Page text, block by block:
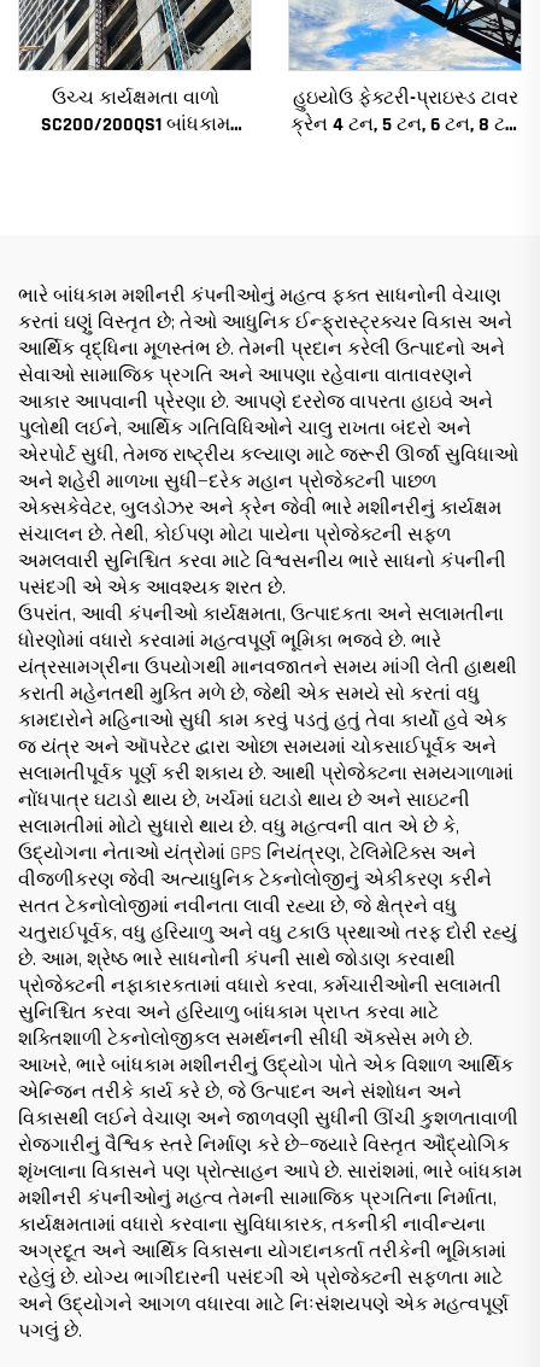
ઉચ્ચ કાર્યક્ષમતા વાળો
SC200/200QS1 બાંધકામ
હુઇયોઉ ફેક્ટરી-પ્રાઇસ્ડ ટાવર
ક્રેન 4 ટન, 5 ટન, 6 ટન, 8 ટન
ભારે બાંધકામ મશીનરી કંપનીઓનું મહત્વ ફક્ત સાધનોની વેચાણ
કરતાં ઘણું વિસ્તૃત છે; તેઓ આધુનિક ઈન્ફ્રાસ્ટ્રક્ચર વિકાસ અને
આર્થિક વૃદ્ધિના મૂળસ્તંભ છે. તેમની પ્રદાન કરેલી ઉત્પાદનો અને
સેવાઓ સામાજિક પ્રગતિ અને આપણા રહેવાના વાતાવરણને
આકાર આપવાની પ્રેરણા છે. આપણે દરરોજ વાપરતા હાઇવે અને
પુલોથી લઈને, આર્થિક ગતિવિધિઓને ચાલુ રાખતા બંદરો અને
એરપોર્ટ સુધી, તેમજ રાષ્ટ્રીય કલ્યાણ માટે જરૂરી ઊર્જા સુવિધાઓ
અને શહેરી માળખા સુધી—દરેક મહાન પ્રોજેક્ટની પાછળ
એક્સકેવેટર, બુલડોઝર અને ક્રેન જેવી ભારે મશીનરીનું કાર્યક્ષમ
સંચાલન છે. તેથી, કોઈપણ મોટા પાયેના પ્રોજેક્ટની સફળ
અમલવારી સુનિશ્ચિત કરવા માટે વિશ્વસનીય ભારે સાધનો કંપનીની
પસંદગી એ એક આવશ્યક શરત છે.
ઉપરાંત, આવી કંપનીઓ કાર્યક્ષમતા, ઉત્પાદકતા અને સલામતીના
ધોરણોમાં વધારો કરવામાં મહત્વપૂર્ણ ભૂમિકા ભજવે છે. ભારે
યંત્રસામગ્રીના ઉપયોગથી માનવજાતને સમય માંગી લેતી હાથથી
કરાતી મહેનતથી મુક્તિ મળે છે, જેથી એક સમયે સો કરતાં વધુ
કામદારોને મહિનાઓ સુધી કામ કરવું પડતું હતું તેવા કાર્યો હવે એક
જ યંત્ર અને ઑપરેટર દ્વારા ઓછા સમયમાં ચોકસાઈપૂર્વક અને
સલામતીપૂર્વક પૂર્ણ કરી શકાય છે. આથી પ્રોજેક્ટના સમયગાળામાં
નોંધપાત્ર ઘટાડો થાય છે, ખર્ચમાં ઘટાડો થાય છે અને સાઇટની
સલામતીમાં મોટો સુધારો થાય છે. વધુ મહત્વની વાત એ છે કે,
ઉદ્યોગના નેતાઓ યંત્રોમાં GPS નિયંત્રણ, ટેલિમેટિક્સ અને
વીજળીકરણ જેવી અત્યાધુનિક ટેકનોલોજીનું એકીકરણ કરીને
સતત ટેકનોલોજીમાં નવીનતા લાવી રહ્યા છે, જે ક્ષેત્રને વધુ
ચતુરાઈપૂર્વક, વધુ હરિયાળુ અને વધુ ટકાઉ પ્રથાઓ તરફ દોરી રહ્યું
છે. આમ, શ્રેષ્ઠ ભારે સાધનોની કંપની સાથે જોડાણ કરવાથી
પ્રોજેક્ટની નફાકારકતામાં વધારો કરવા, કર્મચારીઓની સલામતી
સુનિશ્ચિત કરવા અને હરિયાળુ બાંધકામ પ્રાપ્ત કરવા માટે
શક્તિશાળી ટેકનોલોજીકલ સમર્થનની સીધી ઍક્સેસ મળે છે.
આખરે, ભારે બાંધકામ મશીનરીનું ઉદ્યોગ પોતે એક વિશાળ આર્થિક
એન્જિન તરીકે કાર્ય કરે છે, જે ઉત્પાદન અને સંશોધન અને
વિકાસથી લઈને વેચાણ અને જાળવણી સુધીની ઊંચી કુશળતાવાળી
રોજગારીનું વૈશ્વિક સ્તરે નિર્માણ કરે છે—જ્યારે વિસ્તૃત ઔદ્યોગિક
શૃંખલાના વિકાસને પણ પ્રોત્સાહન આપે છે. સારાંશમાં, ભારે બાંધકામ
મશીનરી કંપનીઓનું મહત્વ તેમની સામાજિક પ્રગતિના નિર્માતા,
કાર્યક્ષમતામાં વધારો કરવાના સુવિધાકારક, તકનીકી નાવીન્યના
અગ્રદૂત અને આર્થિક વિકાસના યોગદાનકર્તા તરીકેની ભૂમિકામાં
રહેલું છે. યોગ્ય ભાગીદારની પસંદગી એ પ્રોજેક્ટની સફળતા માટે
અને ઉદ્યોગને આગળ વધારવા માટે નિઃસંશયપણે એક મહત્વપૂર્ણ
પગલું છે.